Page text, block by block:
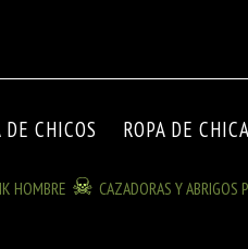
DE CHICOS ROPA DE
HOMBRE CAZADORAS Y ABRIGOS